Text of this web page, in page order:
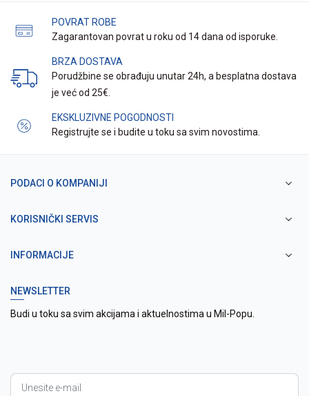
POVRAT ROBE
Zagarantovan povrat u roku od 14 dana od isporuke.
BRZA DOSTAVA
Porudžbine se obrađuju unutar 24h, a besplatna dostava
je već od 25€.
EKSKLUZIVNE POGODNOSTI
Registrujte se i budite u toku sa svim novostima.
PODACI O KOMPANIJI
KORISNIČKI SERVIS
INFORMACIJE
NEWSLETTER
Budi u toku sa svim akcijama i aktuelnostima u Mil-Popu.